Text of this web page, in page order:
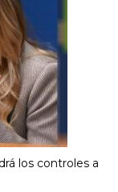
los controles a